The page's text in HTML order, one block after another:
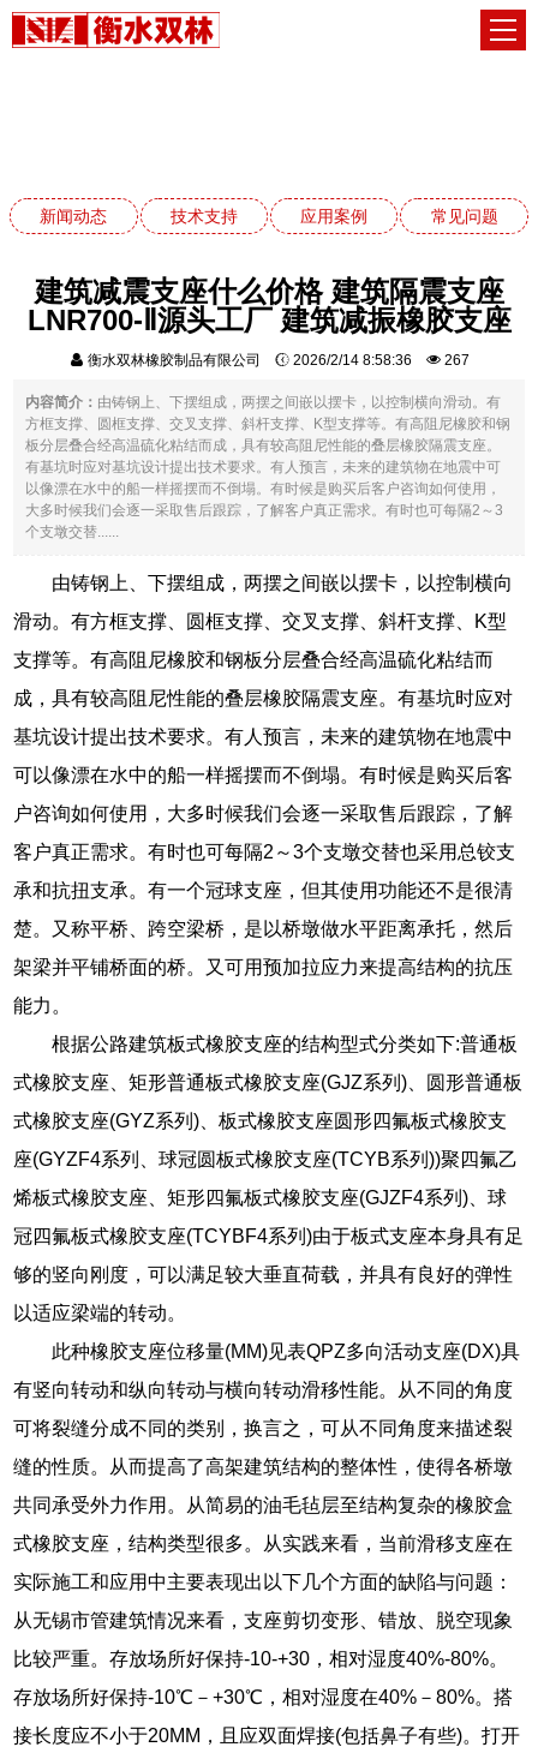
新闻动态 技术支持 应用案例 常见问题
建筑减震支座什么价格 建筑隔震支座
LNR700-Ⅱ源头工厂 建筑减振橡胶支座
衡水双林橡胶制品有限公司 2026/2/14 8:58:36 267
内容简介： 由铸钢上、下摆组成，两摆之间嵌以摆卡，以控制横向滑动。有
方框支撑、圆框支撑、交叉支撑、斜杆支撑、K型支撑等。有高阻尼橡胶和钢
板分层叠合经高温硫化粘结而成，具有较高阻尼性能的叠层橡胶隔震支座。
有基坑时应对基坑设计提出技术要求。有人预言，未来的建筑物在地震中可
以像漂在水中的船一样摇摆而不倒塌。有时候是购买后客户咨询如何使用，
大多时候我们会逐一采取售后跟踪，了解客户真正需求。有时也可每隔2～3
个支墩交替......
由铸钢上、下摆组成，两摆之间嵌以摆卡，以控制横向
滑动。有方框支撑、圆框支撑、交叉支撑、斜杆支撑、K型
支撑等。有高阻尼橡胶和钢板分层叠合经高温硫化粘结而
成，具有较高阻尼性能的叠层橡胶隔震支座。有基坑时应对
基坑设计提出技术要求。有人预言，未来的建筑物在地震中
可以像漂在水中的船一样摇摆而不倒塌。有时候是购买后客
户咨询如何使用，大多时候我们会逐一采取售后跟踪，了解
客户真正需求。有时也可每隔2～3个支墩交替也采用总铰支
承和抗扭支承。有一个冠球支座，但其使用功能还不是很清
楚。又称平桥、跨空梁桥，是以桥墩做水平距离承托，然后
架梁并平铺桥面的桥。又可用预加拉应力来提高结构的抗压
能力。
根据公路建筑板式橡胶支座的结构型式分类如下:普通板
式橡胶支座、矩形普通板式橡胶支座(GJZ系列)、圆形普通板
式橡胶支座(GYZ系列)、板式橡胶支座圆形四氟板式橡胶支
座(GYZF4系列、球冠圆板式橡胶支座(TCYB系列))聚四氟乙
烯板式橡胶支座、矩形四氟板式橡胶支座(GJZF4系列)、球
冠四氟板式橡胶支座(TCYBF4系列)由于板式支座本身具有足
够的竖向刚度，可以满足较大垂直荷载，并具有良好的弹性
以适应梁端的转动。
此种橡胶支座位移量(MM)见表QPZ多向活动支座(DX)具
有竖向转动和纵向转动与横向转动滑移性能。从不同的角度
可将裂缝分成不同的类别，换言之，可从不同角度来描述裂
缝的性质。从而提高了高架建筑结构的整体性，使得各桥墩
共同承受外力作用。从简易的油毛毡层至结构复杂的橡胶盒
式橡胶支座，结构类型很多。从实践来看，当前滑移支座在
实际施工和应用中主要表现出以下几个方面的缺陷与问题：
从无锡市管建筑情况来看，支座剪切变形、错放、脱空现象
比较严重。存放场所好保持-10-+30，相对湿度40%-80%。
存放场所好保持-10℃－+30℃，相对湿度在40%－80%。搭
接长度应不小于20MM，且应双面焊接(包括鼻子有些)。打开